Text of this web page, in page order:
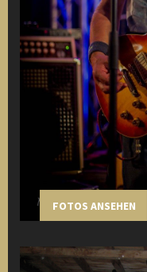
FOTOS ANSEHEN